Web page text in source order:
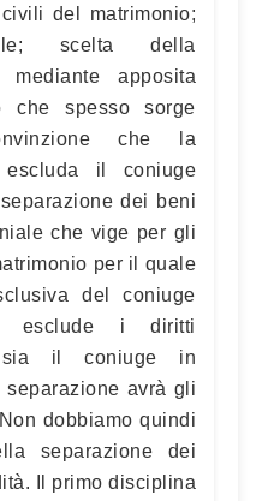
del matrimonio;
scelta della
apposita
che spesso sorge
che la
il coniuge
dei beni
che vige per gli
per il quale
del coniuge
esclude i diritti
sia il coniuge in
avrà gli
dobbiamo quindi
separazione dei
Il primo disciplina